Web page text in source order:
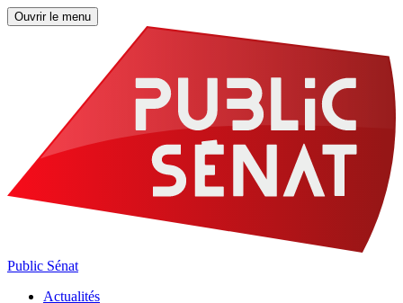
Ouvrir le menu
Public Sénat
Actualités